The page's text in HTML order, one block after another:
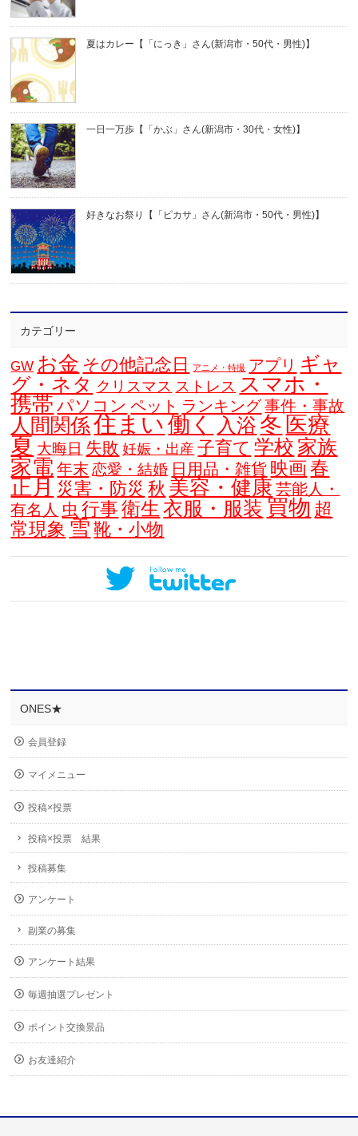
夏はカレー【「にっき」さん(新潟市・50代・男性)】
一日一万歩【「かぶ」さん(新潟市・30代・女性)】
好きなお祭り【「ピカサ」さん(新潟市・50代・男性)】
カテゴリー
GW お金 その他記念日 アニメ・特撮 アプリ ギャ
グ・ネタ クリスマス ストレス スマホ・
携帯 パソコン ペット ランキング事件・事故
人間関係住まい 働く 入浴 冬 医療
夏 大晦日 失敗 妊娠・出産 子育て 学校 家族
家電 年末 恋愛・結婚 日用品・雑貨 映画 春
正月 災害・防災 秋 美容・健康 芸能人・
有名人 虫 行事 衛生 衣服・服装 買物 超
常現象 雪 靴・小物
ONES★
会員登録
マイメニュー
投稿×投票
投稿×投票 結果
投稿募集
アンケート
副業の募集
アンケート結果
毎週抽選プレゼント
ポイント交換景品
お友達紹介